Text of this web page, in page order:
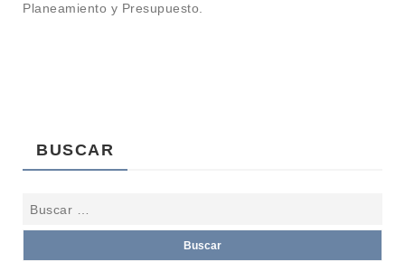
Planeamiento y Presupuesto.
BUSCAR